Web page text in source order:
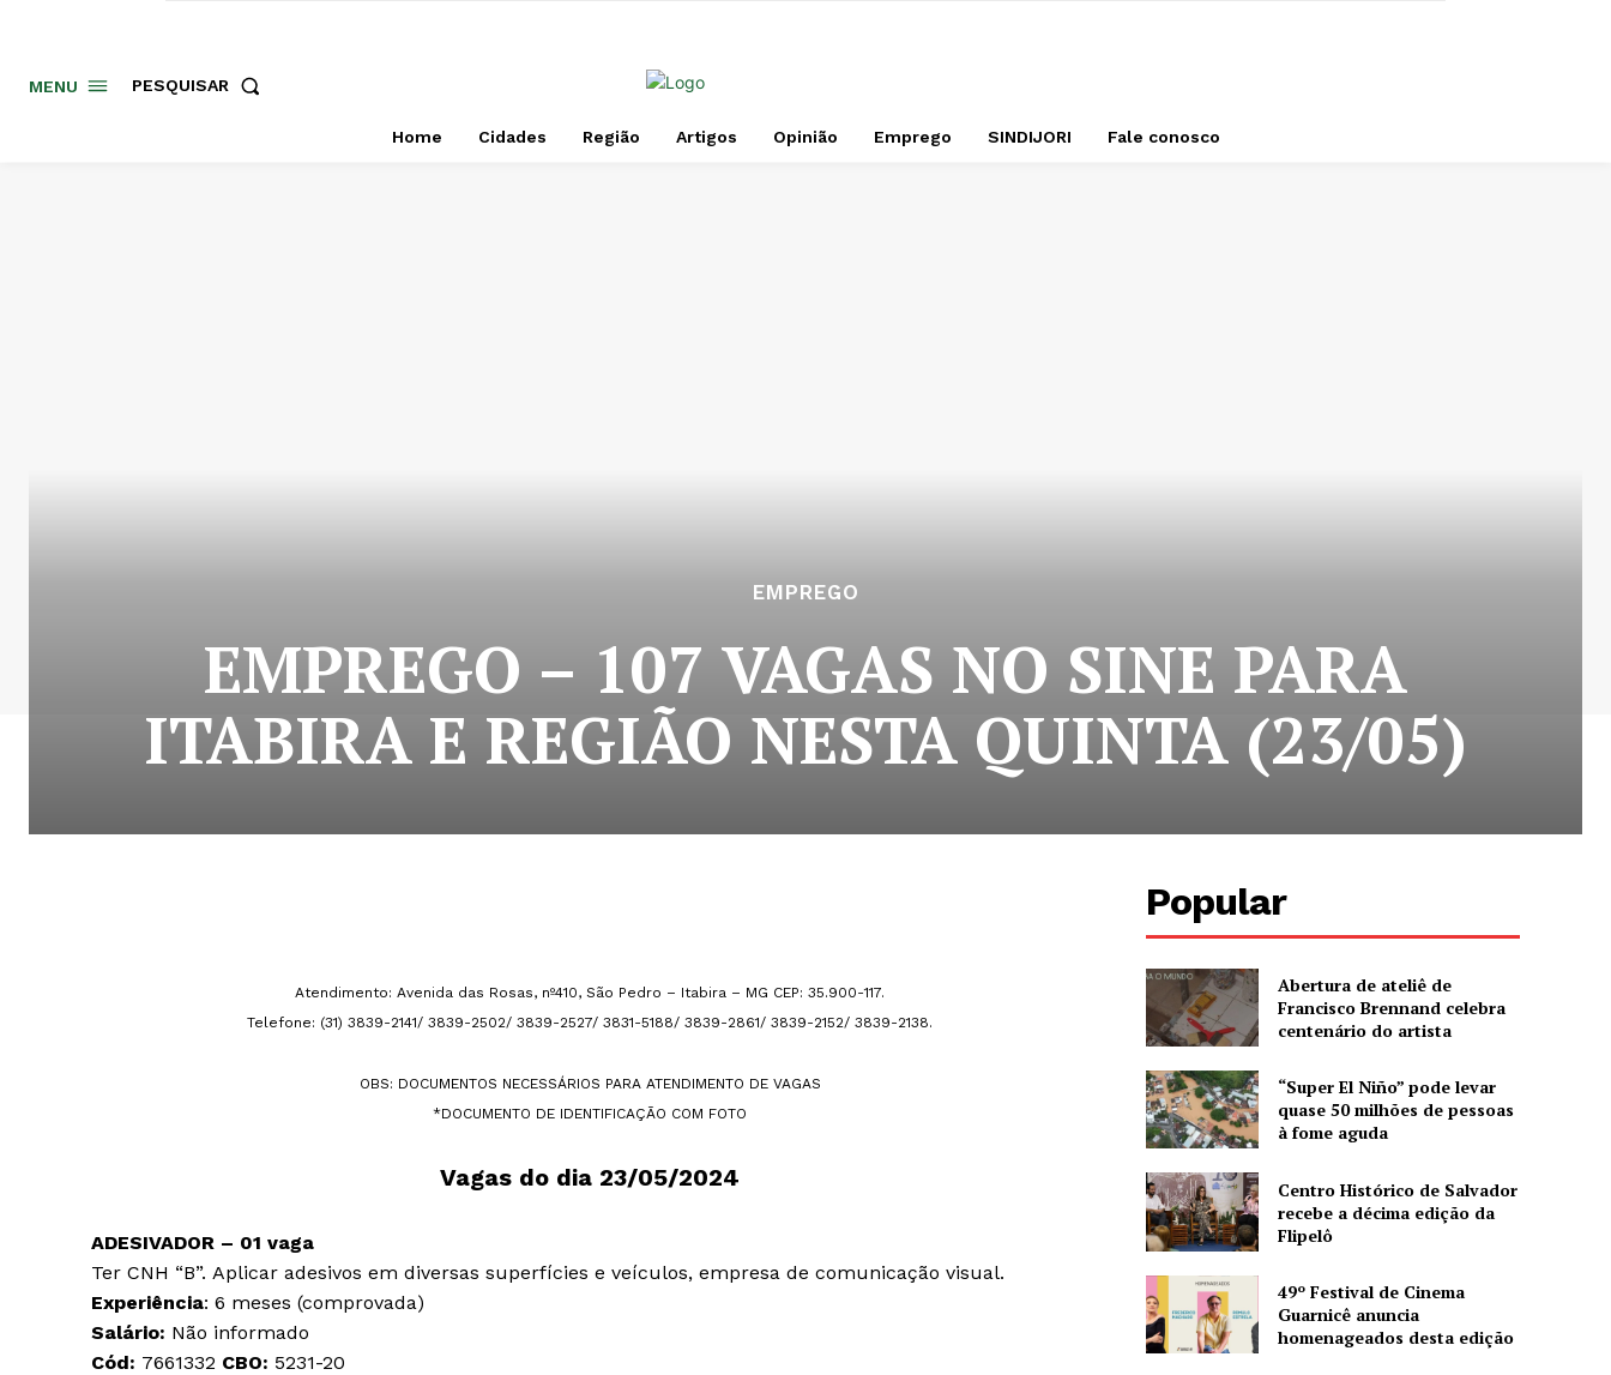
MENU PESQUISAR
Home Cidades Região Artigos Opinião Emprego SINDIJORI Fale conosco
EMPREGO
EMPREGO – 107 VAGAS NO SINE PARA
ITABIRA E REGIÃO NESTA QUINTA (23/05)
Atendimento: Avenida das Rosas, nº410, São Pedro – Itabira – MG CEP: 35.900-117.
Telefone: (31) 3839-2141/ 3839-2502/ 3839-2527/ 3831-5188/ 3839-2861/ 3839-2152/ 3839-2138.
OBS: DOCUMENTOS NECESSÁRIOS PARA ATENDIMENTO DE VAGAS
*DOCUMENTO DE IDENTIFICAÇÃO COM FOTO
Vagas do dia 23/05/2024
ADESIVADOR – 01 vaga
Ter CNH “B”. Aplicar adesivos em diversas superfícies e veículos, empresa de comunicação visual.
Experiência: 6 meses (comprovada)
Salário: Não informado
Cód: 7661332 CBO: 5231-20
Popular
Abertura de ateliê de
Francisco Brennand celebra
centenário do artista
“Super El Niño” pode levar
quase 50 milhões de pessoas
à fome aguda
Centro Histórico de Salvador
recebe a décima edição da
Flipelô
49º Festival de Cinema
Guarnicê anuncia
homenageados desta edição